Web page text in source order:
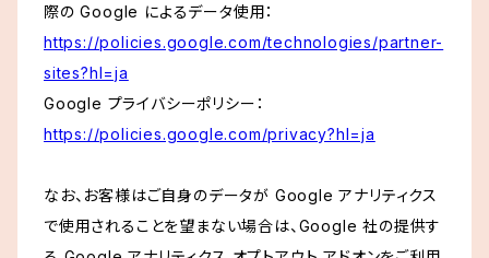
際の Google によるデータ使用：
https://policies.google.com/technologies/partner-
sites?hl=ja
Google プライバシーポリシー：
https://policies.google.com/privacy?hl=ja
なお、お客様はご自身のデータが Google アナリティクス
で使用されることを望まない場合は、Google 社の提供す